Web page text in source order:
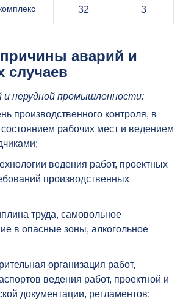
32 3
аварий и
случаев
и нерудной промышленности:
производственного контроля, в
рабочих мест и ведением
ведения работ, проектных
производственных
труда, самовольное
в опасные зоны, алкогольное
организация работ,
ведения работ, проектной и
документации, регламентов;